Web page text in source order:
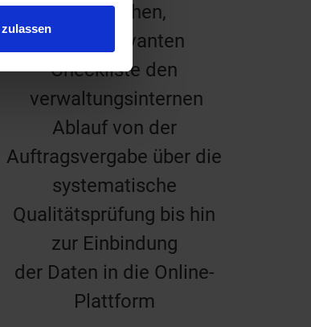
praktischen,
praxisrelevanten
Checkliste den
verwaltungsinternen
Ablauf von der
Auftragsvergabe über die
systematische
Qualitätsprüfung bis hin
zur Einbindung
der Daten in die Online-
Plattform